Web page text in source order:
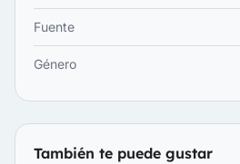
Fuente
Género
También te puede gustar